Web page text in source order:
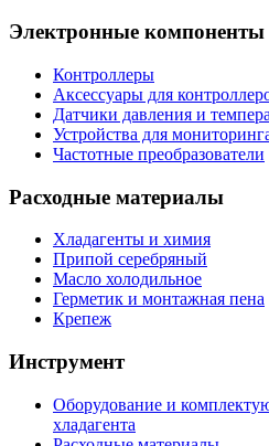
Электронные компоненты
Контроллеры
Аксессуары для
Датчики давления и
Устройства для
Частотные преобразователи
Расходные материалы
Хладагенты и химия
Припой серебряный
Масло холодильное
Герметик и монтажная пена
Крепеж
Инструмент
Оборудование и
хладагента